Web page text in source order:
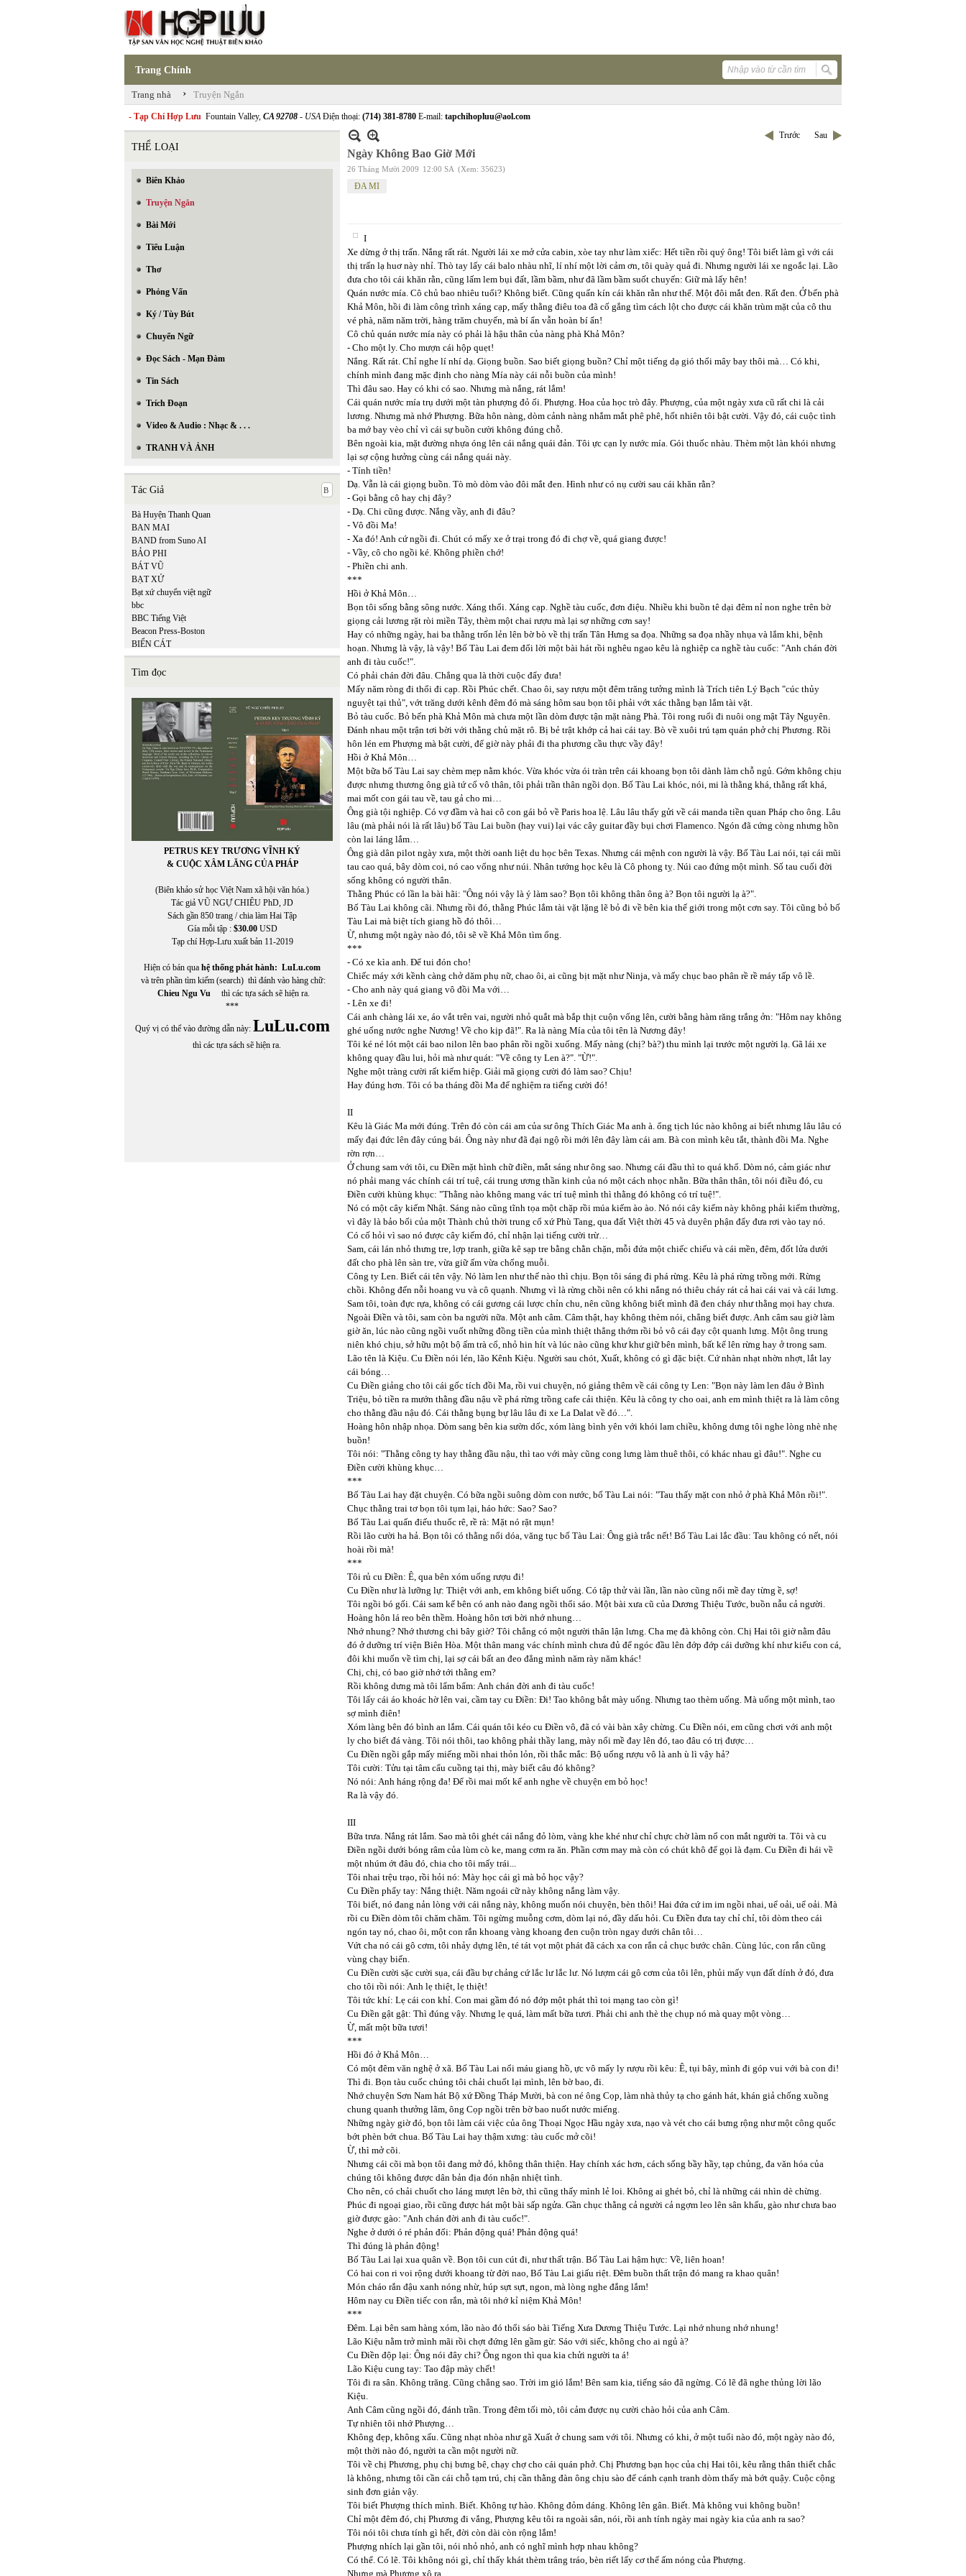
Trang Chính
Trang nhà › Truyện Ngắn
- Tạp Chí Hợp Lưu Fountain Valley, CA 92708 - USAĐiện thoại: (714) 381-8780 E-mail: tapchihopluu@aol.com
THỂ LOẠI
Biên Khảo
Truyện Ngắn
Bài Mới
Tiểu Luận
Thơ
Phỏng Vấn
Ký / Tùy Bút
Chuyển Ngữ
Đọc Sách - Mạn Đàm
Tin Sách
Trích Đoạn
Video & Audio : Nhạc & . . .
TRANH VÀ ẢNH
Tác Giả
Bà Huyện Thanh Quan
BAN MAI
BAND from Suno AI
BẢO PHI
BÁT VŨ
BẠT XỨ
Bạt xứ chuyển việt ngữ
bbc
BBC Tiếng Việt
Beacon Press-Boston
BIỂN CÁT
BÌNH ĐỊA MỘC
Bồ Tùng Linh
Bruno Corty
Bùi Hoàng Linh
BÙI HOẰNG VỊ
BÙI NGỌC KHÔI
Bùi Ngọc Khôi chuyển ngữ
Bùi Thanh Xuân
BÙI VĨNH PHÚC
Tìm đọc
PETRUS KEY TRƯƠNG VĨNH KÝ
& CUỘC XÂM LĂNG CỦA PHÁP
(Biên khảo sử học Việt Nam xã hội văn hóa.)
Tác giả VŨ NGỰ CHIÊU PhD, JD
Sách gần 850 trang / chia làm Hai Tập
Gía mỗi tập : $30.00USD
Tạp chí Hợp-Lưu xuất bản 11-2019
Hiện có bán qua hệ thống phát hành: LuLu.com
và trên phần tìm kiếm (search) thì đánh vào hàng chữ:
Chieu Ngu Vu thì các tựa sách sẽ hiện ra.
***
Quý vị có thể vào đường dẫn này: LuLu.com
thì các tựa sách sẽ hiện ra.
Trước Sau
Ngày Không Bao Giờ Mới
26 Tháng Mười 2009 12:00 SA (Xem: 35623)
ĐA MI
I
Xe dừng ở thị trấn. Nắng rất rát. Người lái xe mở cửa cabin, xòe tay như làm xiếc: Hết tiền rồi quý ông! Tôi biết làm gì với cái
thị trấn lạ huơ này nhỉ. Thò tay lấy cái balo nhàu nhĩ, lí nhí một lời cảm ơn, tôi quày quả đi. Nhưng người lái xe ngoắc lại. Lão
đưa cho tôi cái khăn rằn, cũng lấm lem bụi đất, lầm bầm, như đã lầm bầm suốt chuyến: Giữ mà lấy hên!
Quán nước mía. Cô chủ bao nhiêu tuổi? Không biết. Cũng quấn kín cái khăn rằn như thế. Một đôi mắt đen. Rất đen. Ở bến phà
Khả Môn, hồi đi làm công trình xáng cạp, mấy thằng điêu toa đã cố gắng tìm cách lột cho được cái khăn trùm mặt của cô thu
vé phà, năm năm trời, hàng trăm chuyến, mà bí ẩn vẫn hoàn bí ẩn!
Cô chủ quán nước mía này có phải là hậu thân của nàng phà Khả Môn?
- Cho một ly. Cho mượn cái hộp quẹt!
Nắng. Rất rát. Chỉ nghe lí nhí dạ. Giọng buồn. Sao biết giọng buồn? Chỉ một tiếng dạ gió thổi mây bay thôi mà… Có khi,
chính mình đang mặc định cho nàng Mía này cái nỗi buồn của mình!
Thì đâu sao. Hay có khi có sao. Nhưng mà nắng, rát lắm!
Cái quán nước mía trụ dưới một tàn phượng đỏ ối. Phượng. Hoa của học trò đây. Phượng, của một ngày xưa cũ rất chi là cải
lương. Nhưng mà nhớ Phượng. Bữa hôn nàng, dòm cảnh nàng nhắm mắt phê phê, hốt nhiên tôi bật cười. Vậy đó, cái cuộc tình
ba mớ bay vèo chỉ vì cái sự buồn cười không đúng chỗ.
Bên ngoài kia, mặt đường nhựa óng lên cái nắng quái đản. Tôi ực cạn ly nước mía. Gói thuốc nhàu. Thèm một làn khói nhưng
lại sợ cộng hưởng cùng cái nắng quái này.
- Tính tiền!
Dạ. Vẫn là cái giọng buồn. Tò mò dòm vào đôi mắt đen. Hình như có nụ cười sau cái khăn rằn?
- Gọi bằng cô hay chị đây?
- Dạ. Chi cũng được. Nắng vầy, anh đi đâu?
- Vô đồi Ma!
- Xa đó! Anh cứ ngồi đi. Chút có mấy xe ở trại trong đó đi chợ về, quá giang được!
- Vầy, cô cho ngồi ké. Không phiền chớ!
- Phiền chi anh.
***
Hồi ở Khả Môn…
Bọn tôi sống bằng sông nước. Xáng thổi. Xáng cạp. Nghề tàu cuốc, đơn điệu. Nhiều khi buồn tê dại đêm nỉ non nghe trên bờ
giọng cải lương rặt ròi miền Tây, thèm một chai rượu mà lại sợ những cơn say!
Hay có những ngày, hai ba thằng trốn lẻn lên bờ bò về thị trấn Tân Hưng sa đọa. Những sa đọa nhầy nhụa và lắm khi, bệnh
hoạn. Nhưng là vậy, là vậy! Bố Tàu Lai đem đổi lời một bài hát rồi nghêu ngao kêu là nghiệp ca nghề tàu cuốc: "Anh chán đời
anh đi tàu cuốc!".
Có phải chán đời đâu. Chẳng qua là thời cuộc đẩy đưa!
Mấy năm ròng đi thổi đi cạp. Rồi Phúc chết. Chao ôi, say rượu một đêm trăng tưởng mình là Trích tiên Lý Bạch "cúc thủy
nguyệt tại thủ", vớt trăng dưới kênh đêm đó mà sáng hôm sau bọn tôi phải vớt xác thằng bạn lắm tài vặt.
Bỏ tàu cuốc. Bỏ bến phà Khả Môn mà chưa một lần dòm được tận mặt nàng Phà. Tôi rong ruổi đi nuôi ong mật Tây Nguyên.
Đánh nhau một trận tơi bời với thằng chủ mặt rô. Bị bẻ trật khớp cả hai cái tay. Bò về xuôi trú tạm quán phở chị Phương. Rồi
hôn lén em Phượng mà bật cười, để giờ này phải đi tha phương cầu thực vầy đây!
Hồi ở Khả Môn…
Một bữa bố Tàu Lai say chèm mẹp nằm khóc. Vừa khóc vừa ói tràn trên cái khoang bọn tôi dành làm chỗ ngủ. Gớm không chịu
được nhưng thương ông già tứ cố vô thân, tôi phải trần thân ngồi dọn. Bố Tàu Lai khóc, nói, mi là thằng khá, thằng rất khá,
mai mốt con gái tau về, tau gả cho mi…
Ông già tội nghiệp. Có vợ đầm và hai cô con gái bỏ về Paris hoa lệ. Lâu lâu thấy gửi về cái manda tiền quan Pháp cho ông. Lâu
lâu (mà phải nói là rất lâu) bố Tàu Lai buồn (hay vui) lại vác cây guitar đầy bụi chơi Flamenco. Ngón đã cứng còng nhưng hồn
còn lai láng lắm…
Ông già dân pilot ngày xưa, một thời oanh liệt du học bên Texas. Nhưng cái mệnh con người là vậy. Bố Tàu Lai nói, tại cái mũi
tau cao quá, bây dòm coi, nó cao vổng như núi. Nhân tướng học kêu là Cô phong tỵ. Núi cao đứng một mình. Số tau cuối đời
sống không có người thân.
Thằng Phúc có lần la bài hãi: "Ông nói vậy là ý làm sao? Bọn tôi không thân ông à? Bọn tôi người lạ à?".
Bố Tàu Lai không cãi. Nhưng rồi đó, thằng Phúc lắm tài vặt lặng lẽ bỏ đi về bên kia thế giới trong một cơn say. Tôi cũng bỏ bố
Tàu Lai mà biệt tích giang hồ đó thôi…
Ừ, nhưng một ngày nào đó, tôi sẽ về Khả Môn tìm ổng.
***
- Có xe kìa anh. Để tui đón cho!
Chiếc máy xới kềnh càng chở dăm phụ nữ, chao ôi, ai cũng bịt mặt như Ninja, và mấy chục bao phân rề rề máy tấp vô lề.
- Cho anh này quá giang vô đồi Ma với…
- Lên xe đi!
Cái anh chàng lái xe, áo vắt trên vai, người nhỏ quắt mà bắp thịt cuộn vổng lên, cười bằng hàm răng trắng ởn: "Hôm nay không
ghé uống nước nghe Nương! Về cho kịp đã!". Ra là nàng Mía của tôi tên là Nương đây!
Tôi ké né lót một cái bao nilon lên bao phân rồi ngồi xuống. Mấy nàng (chị? bà?) thu mình lại trước một người lạ. Gã lái xe
không quay đầu lui, hỏi mà như quát: "Về công ty Len à?". "Ừ!".
Nghe một tràng cười rất kiếm hiệp. Giải mã giọng cười đó làm sao? Chịu!
Hay đúng hơn. Tôi có ba tháng đồi Ma để nghiệm ra tiếng cười đó!
II
Kêu là Giác Ma mới đúng. Trên đó còn cái am của sư ông Thích Giác Ma anh à. ổng tịch lúc nào không ai biết nhưng lâu lâu có
mấy đại đức lên đây cúng bái. Ông này như đã đại ngộ rồi mới lên đây làm cái am. Bà con mình kêu tắt, thành đồi Ma. Nghe
rờn rợn…
Ở chung sam với tôi, cu Điền mặt hình chữ điền, mắt sáng như ông sao. Nhưng cái đầu thì to quá khổ. Dòm nó, cảm giác như
nó phải mang vác chính cái trí tuệ, cái trung ương thần kinh của nó một cách nhọc nhằn. Bữa thân thân, tôi nói điều đó, cu
Điền cười khùng khục: "Thằng nào không mang vác trí tuệ mình thì thằng đó không có trí tuệ!".
Nó có một cây kiếm Nhật. Sáng nào cũng tĩnh tọa một chặp rồi múa kiếm ào ào. Nó nói cây kiếm này không phải kiếm thường,
vì đây là bảo bối của một Thành chủ thời trung cổ xứ Phù Tang, qua đất Việt thời 45 và duyên phận đẩy đưa rơi vào tay nó.
Có cố hỏi vì sao nó được cây kiếm đó, chỉ nhận lại tiếng cười trừ…
Sam, cái lán nhỏ thưng tre, lợp tranh, giữa kê sạp tre bằng chằn chặn, mỗi đứa một chiếc chiếu và cái mền, đêm, đốt lửa dưới
đất cho phà lên sàn tre, vừa giữ ấm vừa chống muỗi.
Công ty Len. Biết cái tên vậy. Nó làm len như thế nào thì chịu. Bọn tôi sáng đi phá rừng. Kêu là phá rừng trồng mới. Rừng
chồi. Không đến nỗi hoang vu và cô quạnh. Nhưng vì là rừng chồi nên có khi nắng nó thiêu cháy rát cả hai cái vai và cái lưng.
Sam tôi, toàn đực rựa, không có cái gương cái lược chỉn chu, nên cũng không biết mình đã đen cháy như thằng mọi hay chưa.
Ngoài Điền và tôi, sam còn ba người nữa. Một anh câm. Câm thật, hay không thèm nói, chẳng biết được. Anh câm sau giờ làm
giờ ăn, lúc nào cũng ngồi vuốt những đồng tiền của mình thiệt thẳng thớm rồi bỏ vô cái đạy cột quanh lưng. Một ông trung
niên khó chịu, sở hữu một bộ ấm trà cổ, nhỏ hin hít và lúc nào cũng khư khư giữ bên mình, bất kể lên rừng hay ở trong sam.
Lão tên là Kiệu. Cu Điền nói lén, lão Kênh Kiệu. Người sau chót, Xuất, không có gì đặc biệt. Cứ nhàn nhạt nhờn nhợt, lắt lay
cái bóng…
Cu Điền giảng cho tôi cái gốc tích đồi Ma, rồi vui chuyện, nó giảng thêm về cái công ty Len: "Bọn này làm len đâu ở Bình
Triệu, bỏ tiền ra mướn thằng đầu nậu về phá rừng trồng cafe cải thiện. Kêu là công ty cho oai, anh em mình thiệt ra là làm công
cho thằng đầu nậu đó. Cái thằng bụng bự lâu lâu đi xe La Dalat về đó…".
Hoàng hôn nhập nhọa. Dòm sang bên kia sườn dốc, xóm làng bình yên với khói lam chiều, không dưng tôi nghe lòng nhè nhẹ
buồn!
Tôi nói: "Thằng công ty hay thằng đầu nậu, thì tao với mày cũng cong lưng làm thuê thôi, có khác nhau gì đâu!". Nghe cu
Điền cười khùng khục…
***
Bố Tàu Lai hay đặt chuyện. Có bữa ngồi suông dòm con nước, bố Tàu Lai nói: "Tau thấy mặt con nhỏ ở phà Khả Môn rồi!".
Chục thằng trai tơ bọn tôi tụm lại, háo hức: Sao? Sao?
Bố Tàu Lai quấn điếu thuốc rê, rề rà: Mặt nó rặt mụn!
Rồi lão cười ha hả. Bọn tôi có thằng nổi dóa, văng tục bố Tàu Lai: Ông già trắc nết! Bố Tàu Lai lắc đầu: Tau không có nết, nói
hoài rồi mà!
***
Tôi rủ cu Điền: Ê, qua bên xóm uống rượu đi!
Cu Điền như là lưỡng lự: Thiệt với anh, em không biết uống. Có tập thử vài lần, lần nào cũng nổi mề đay từng ề, sợ!
Tôi ngồi bó gối. Cái sam kế bên có anh nào đang ngồi thổi sáo. Một bài xưa cũ của Dương Thiệu Tước, buồn nẫu cả người.
Hoàng hôn lá reo bên thềm. Hoàng hôn tơi bời nhớ nhung…
Nhớ nhung? Nhớ thương chi bây giờ? Tôi chẳng có một người thân lận lưng. Cha mẹ đà không còn. Chị Hai tôi giờ nằm đâu
đó ở dưỡng trí viện Biên Hòa. Một thân mang vác chính mình chưa đủ để ngóc đầu lên đớp đớp cái dưỡng khí như kiểu con cá,
đôi khi muốn về tìm chị, lại sợ cái bất an đeo đẳng mình năm rày năm khác!
Chị, chị, có bao giờ nhớ tới thằng em?
Rồi không dưng mà tôi lẩm bẩm: Anh chán đời anh đi tàu cuốc!
Tôi lấy cái áo khoác hờ lên vai, cầm tay cu Điền: Đi! Tao không bắt mày uống. Nhưng tao thèm uống. Mà uống một mình, tao
sợ mình điên!
Xóm làng bên đó bình an lắm. Cái quán tôi kéo cu Điền vô, đã có vài bàn xây chừng. Cu Điền nói, em cũng chơi với anh một
ly cho biết đá vàng. Tôi nói thôi, tao không phải thầy lang, mày nổi mề đay lên đó, tao đâu có trị được…
Cu Điền ngồi gắp mấy miếng mồi nhai thỏn lỏn, rồi thắc mắc: Bộ uống rượu vô là anh ù lì vậy hả?
Tôi cười: Tửu tại tâm cẩu cuồng tại thị, mày biết câu đó không?
Nó nói: Anh háng rộng đa! Để rồi mai mốt kể anh nghe về chuyện em bỏ học!
Ra là vậy đó.
III
Bữa trưa. Nắng rát lắm. Sao mà tôi ghét cái nắng đỏ lòm, vàng khe khé như chỉ chực chờ làm nổ con mắt người ta. Tôi và cu
Điền ngồi dưới bóng râm của lùm cò ke, mang cơm ra ăn. Phần cơm may mà còn có chút khô để gọi là đạm. Cu Điền đi hái về
một nhúm ớt đâu đó, chia cho tôi mấy trái...
Tôi nhai trệu trạo, rồi hỏi nó: Mày học cái gì mà bỏ học vậy?
Cu Điền phẩy tay: Nắng thiệt. Năm ngoái cữ này không nắng làm vậy.
Tôi biết, nó đang nản lòng với cái nắng này, không muốn nói chuyện, bèn thôi! Hai đứa cứ im im ngồi nhai, uể oải, uể oải. Mà
rồi cu Điền dòm tôi chăm chăm. Tôi ngừng muỗng cơm, dòm lại nó, đầy dấu hỏi. Cu Điền đưa tay chỉ chỉ, tôi dòm theo cái
ngón tay nó, chao ôi, một con rắn khoang vàng khoang đen cuộn tròn ngay dưới chân tôi…
Vứt cha nó cái gô cơm, tôi nhảy dựng lên, té tát vọt một phát đã cách xa con rắn cả chục bước chân. Cùng lúc, con rắn cũng
vùng chạy biến.
Cu Điền cười sặc cười sụa, cái đầu bự chảng cứ lắc lư lắc lư. Nó lượm cái gô cơm của tôi lên, phủi mấy vụn đất dính ở đó, đưa
cho tôi rồi nói: Anh lẹ thiệt, lẹ thiệt!
Tôi tức khí: Lẹ cái con khỉ. Con mai gầm đó nó đớp một phát thì toi mạng tao còn gì!
Cu Điền gật gật: Thì đúng vậy. Nhưng lẹ quá, làm mất bữa tươi. Phải chi anh thè thẹ chụp nó mà quay một vòng…
Ừ, mất một bữa tươi!
***
Hồi đó ở Khả Môn…
Có một đêm văn nghệ ở xã. Bố Tàu Lai nổi máu giang hồ, ực vô mấy ly rượu rồi kêu: Ê, tụi bây, mình đi góp vui với bà con đi!
Thì đi. Bọn tàu cuốc chúng tôi chải chuốt lại mình, lên bờ bao, đi.
Nhớ chuyện Sơn Nam hát Bộ xứ Đồng Tháp Mười, bà con né ông Cọp, làm nhà thủy tạ cho gánh hát, khán giả chống xuồng
chung quanh thưởng lãm, ông Cọp ngồi trên bờ bao nuốt nước miếng.
Những ngày giờ đó, bọn tôi làm cái việc của ông Thoại Ngọc Hầu ngày xưa, nạo và vét cho cái bưng rộng như một công quốc
bớt phèn bớt chua. Bố Tàu Lai hay thậm xưng: tàu cuốc mở cõi!
Ừ, thì mở cõi.
Nhưng cái cõi mà bọn tôi đang mở đó, không thân thiện. Hay chính xác hơn, cách sống bầy hầy, tạp chủng, đa văn hóa của
chúng tôi không được dân bản địa đón nhận nhiệt tình.
Cho nên, có chải chuốt cho láng mượt lên bờ, thì cũng thấy mình lẻ loi. Không ai ghét bỏ, chỉ là những cái nhìn dè chừng.
Phúc đi ngoại giao, rồi cũng được hát một bài sấp ngửa. Gần chục thằng cả người cả ngợm leo lên sân khấu, gào như chưa bao
giờ được gào: "Anh chán đời anh đi tàu cuốc!".
Nghe ở dưới ó ré phản đối: Phản động quá! Phản động quá!
Thì đúng là phản động!
Bố Tàu Lai lại xua quân về. Bọn tôi cun cút đi, như thất trận. Bố Tàu Lai hậm hực: Về, liên hoan!
Có hai con ri voi rộng dưới khoang từ đời nao, Bố Tàu Lai giấu riệt. Đêm buồn thất trận đó mang ra khao quân!
Món cháo rắn đậu xanh nóng nhừ, húp sựt sựt, ngon, mà lòng nghe đắng lắm!
Hôm nay cu Điền tiếc con rắn, mà tôi nhớ kỉ niệm Khả Môn!
***
Đêm. Lại bên sam hàng xóm, lão nào đó thổi sáo bài Tiếng Xưa Dương Thiệu Tước. Lại nhớ nhung nhớ nhung!
Lão Kiệu nằm trở mình mãi rồi chợt đứng lên gầm gừ: Sáo với siếc, không cho ai ngủ à?
Cu Điền độp lại: Ông nói đây chi? Ông ngon thì qua kia chửi người ta á!
Lão Kiệu cung tay: Tao đập mày chết!
Tôi đi ra sân. Không trăng. Cũng chẳng sao. Trời im gió lắm! Bên sam kia, tiếng sáo đã ngừng. Có lẽ đã nghe thủng lời lão
Kiệu.
Anh Câm cũng ngồi đó, đánh trần. Trong đêm tối mò, tôi cảm được nụ cười chào hỏi của anh Câm.
Tự nhiên tôi nhớ Phượng…
Không đẹp, không xấu. Cũng nhạt nhòa như gã Xuất ở chung sam với tôi. Nhưng có khi, ở một tuổi nào đó, một ngày nào đó,
một thời nào đó, người ta cần một người nữ.
Tôi về chị Phương, phụ chị bưng bê, chạy chợ cho cái quán phở. Chị Phương bạn học của chị Hai tôi, kêu rằng thân thiết chắc
là không, nhưng tôi cần cái chỗ tạm trú, chị cần thằng đàn ông chịu sào để cánh cạnh tranh dòm thấy mà bớt quậy. Cuộc cộng
sinh đơn giản vậy.
Tôi biết Phượng thích mình. Biết. Không tự hào. Không đỏm dáng. Không lên gân. Biết. Mà không vui không buồn!
Chỉ một đêm đó, chị Phương đi vắng, Phượng kêu tôi ra ngoài sân, nói, rồi anh tính ngày mai ngày kia của anh ra sao?
Tôi nói tôi chưa tính gì hết, đời còn dài còn rộng lắm!
Phượng nhích lại gần tôi, nói nhỏ nhỏ, anh có nghĩ mình hợp nhau không?
Có thể. Có lẽ. Tôi không nói gì, chỉ thấy khát thèm trâng tráo, bèn riết lấy cơ thể ấm nóng của Phượng.
Nhưng mà Phượng xô ra…